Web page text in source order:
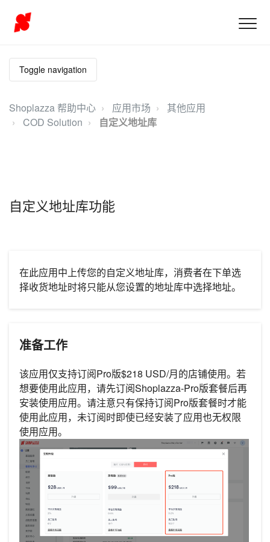
Toggle navigation
Shoplazza 帮助中心 应用市场
其他应用
COD Solution
自定义地址库
自定义地址库功能
在此应用中上传您的自定义地址库，消费者在下单选
择收货地址时将只能从您设置的地址库中选择地址。
准备工作
该应用仅支持订阅Pro版$218 USD/月的店铺使用。若
想要使用此应用，请先订阅Shoplazza-Pro版套餐后再
安装使用应用。请注意只有保持订阅Pro版套餐时才能
使用此应用，未订阅时即使已经安装了应用也无权限
使用应用。